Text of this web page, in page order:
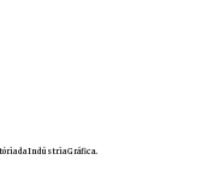
da Indústria Gráfica.